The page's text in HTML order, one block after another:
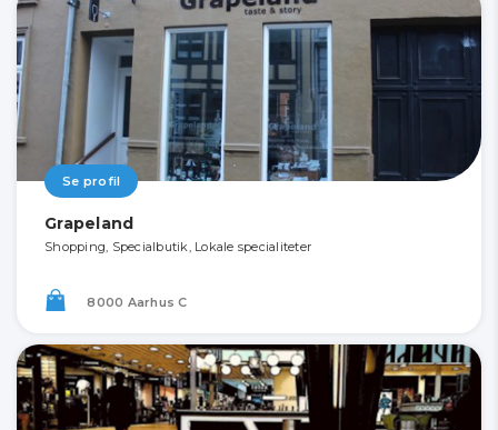
Se profil
Grapeland
Shopping, Specialbutik, Lokale specialiteter
8000 Aarhus C